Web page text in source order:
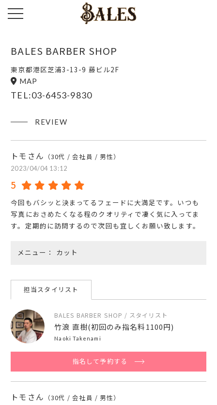
toggle navigation
BALES BARBER SHOP
東京都港区芝浦3-13-9 藤ビル2F
MAP
TEL:03-6453-9830
REVIEW
トモさん （30代 / 会社員 / 男性）
2023/04/04 13:12
5
今回もバシッと決まってるフェードに大満足です。いつも
写真におさめたくなる程のクオリティで凄く気に入ってま
す。定期的に訪問するので次回も宜しくお願い致します。
メニュー カット
担当スタイリスト
BALES BARBER SHOP / スタイリスト
竹浪 直樹(初回のみ指名料1100円)
Naoki Takenami
指名して予約する
トモさん （30代 / 会社員 / 男性）